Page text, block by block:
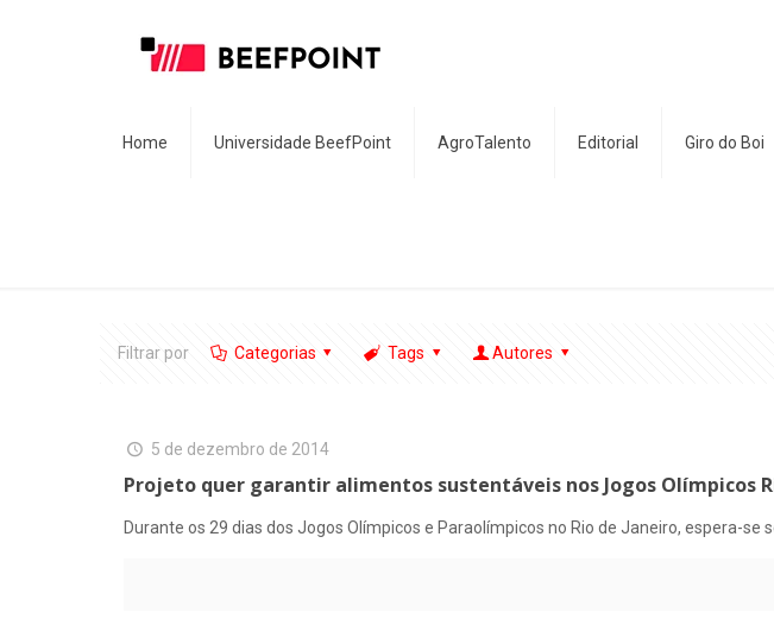
Home Universidade BeefPoint AgroTalento Editorial Giro do Boi
Filtrar por Categorias Tags Autores
5 de dezembro de 2014
Projeto quer garantir alimentos sustentáveis nos Jogos Olímpicos
Durante os 29 dias dos Jogos Olímpicos e Paraolímpicos no Rio de Janeiro, espera-